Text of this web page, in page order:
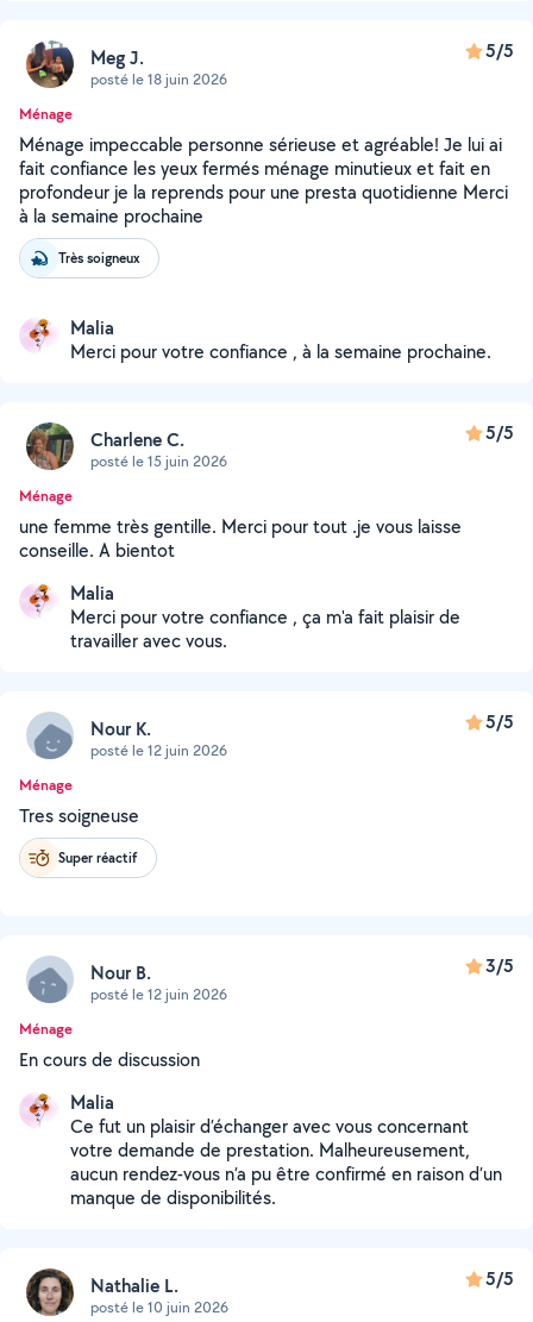
Meg J.
posté le 18 juin 2026
5/5
Ménage
Ménage impeccable personne sérieuse et agréable! Je lui ai
fait confiance les yeux fermés ménage minutieux et fait en
profondeur je la reprends pour une presta quotidienne Merci
à la semaine prochaine
Très soigneux
Malia
Merci pour votre confiance , à la semaine prochaine.
Charlene C.
posté le 15 juin 2026
5/5
Ménage
une femme très gentille. Merci pour tout .je vous laisse
conseille. A bientot
Malia
Merci pour votre confiance , ça m'a fait plaisir de
travailler avec vous.
Nour K.
posté le 12 juin 2026
5/5
Ménage
Tres soigneuse
Super réactif
Nour B.
posté le 12 juin 2026
3/5
Ménage
En cours de discussion
Malia
Ce fut un plaisir d’échanger avec vous concernant
votre demande de prestation. Malheureusement,
aucun rendez-vous n’a pu être confirmé en raison d’un
manque de disponibilités.
Nathalie L.
posté le 10 juin 2026
5/5